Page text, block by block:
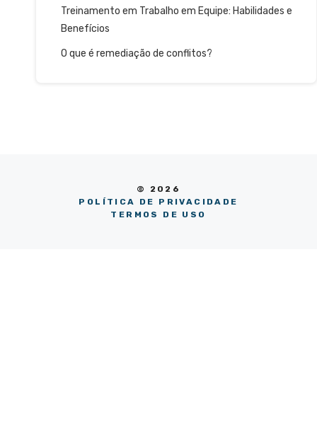
Treinamento em Trabalho em Equipe: Habilidades e
Benefícios
O que é remediação de conflitos?
© 2026
POLÍTICA DE PRIVACIDADE
TERMOS DE USO